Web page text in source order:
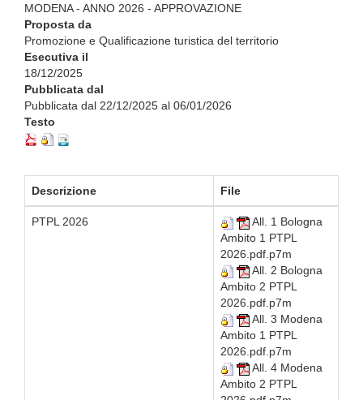
MODENA - ANNO 2026 - APPROVAZIONE
Proposta da
Promozione e Qualificazione turistica del territorio
Esecutiva il
18/12/2025
Pubblicata dal
Pubblicata dal 22/12/2025 al 06/01/2026
Testo
Descrizione File
PTPL 2026
All. 1 Bologna
Ambito 1 PTPL
2026.pdf.p7m
All. 2 Bologna
Ambito 2 PTPL
2026.pdf.p7m
All. 3 Modena
Ambito 1 PTPL
2026.pdf.p7m
All. 4 Modena
Ambito 2 PTPL